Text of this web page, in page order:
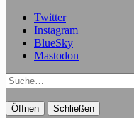
Twitter
Instagram
BlueSky
Mastodon
Suche
Öffnen Schließen